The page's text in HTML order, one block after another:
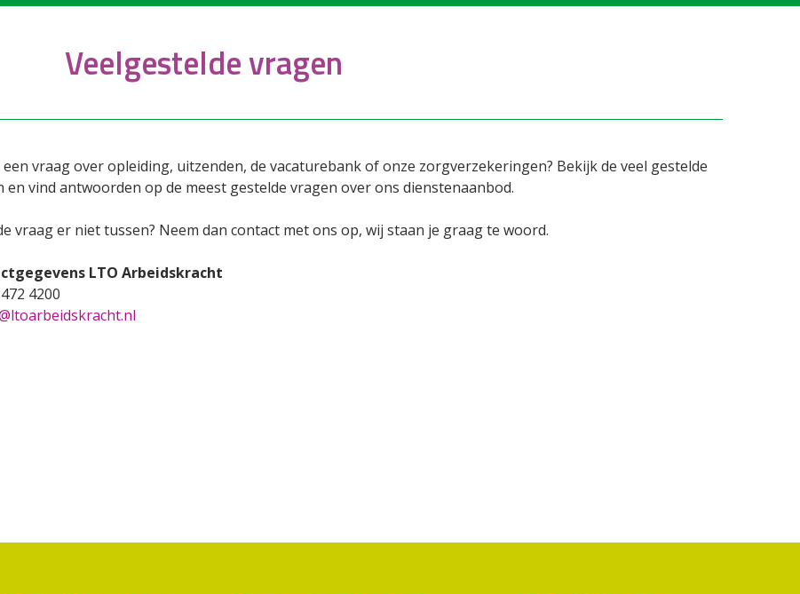
Veelgestelde vragen
een vraag over opleiding, uitzenden, de vacaturebank of onze zorgverzekeringen? Bekijk de veel gestelde
en vind antwoorden op de meest gestelde vragen over ons dienstenaanbod.
vraag er niet tussen? Neem dan contact met ons op, wij staan je graag te woord.
LTO Arbeidskracht
4200